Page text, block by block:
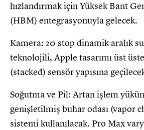
hızlandırmak için Yüksek Bant
(HBM) entegrasyonuyla gelecek.
Kamera: 20 stop dinamik aralık
teknolojili, Apple tasarımı üst
(stacked) sensör yapısına
Soğutma ve Pil: Artan işlem
genişletilmiş buhar odası (vapor
sistemi kullanılacak. Pro Max